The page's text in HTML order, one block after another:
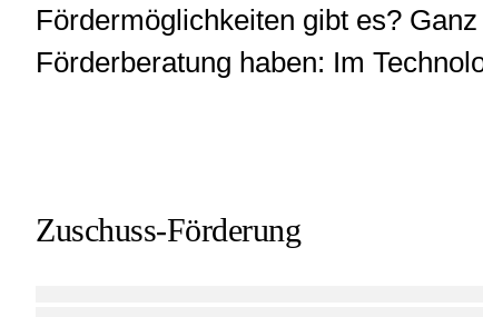
Fördermöglichkeiten gibt es?
Förderberatung haben: Im
Zuschuss-Förderung